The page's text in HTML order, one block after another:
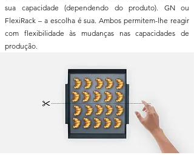
sua capacidade (dependendo do produto). GN ou
FlexiRack – a escolha é sua. Ambos permitem-lhe reagir
com flexibilidade às mudanças nas capacidades de
produção.